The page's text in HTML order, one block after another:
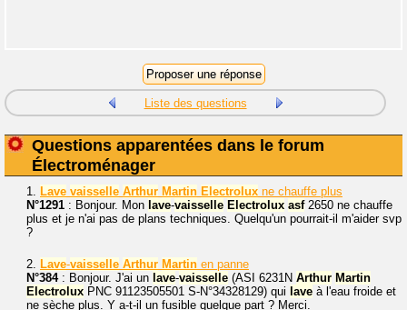
Liste des questions
Questions apparentées dans le forum
Électroménager
1. Lave vaisselle Arthur Martin Electrolux ne chauffe plus
N°1291 : Bonjour. Mon lave-vaisselle Electrolux asf2650 ne chauffe
plus et je n'ai pas de plans techniques. Quelqu'un pourrait-il m'aider svp
?
2. Lave-vaisselle Arthur Martin en panne
N°384: Bonjour. J'ai un lave-vaisselle (ASI 6231N Arthur Martin
Electrolux PNC 91123505501 S-N°34328129) qui lave à l'eau froide et
ne sèche plus. Y a-t-il un fusible quelque part ? Merci.